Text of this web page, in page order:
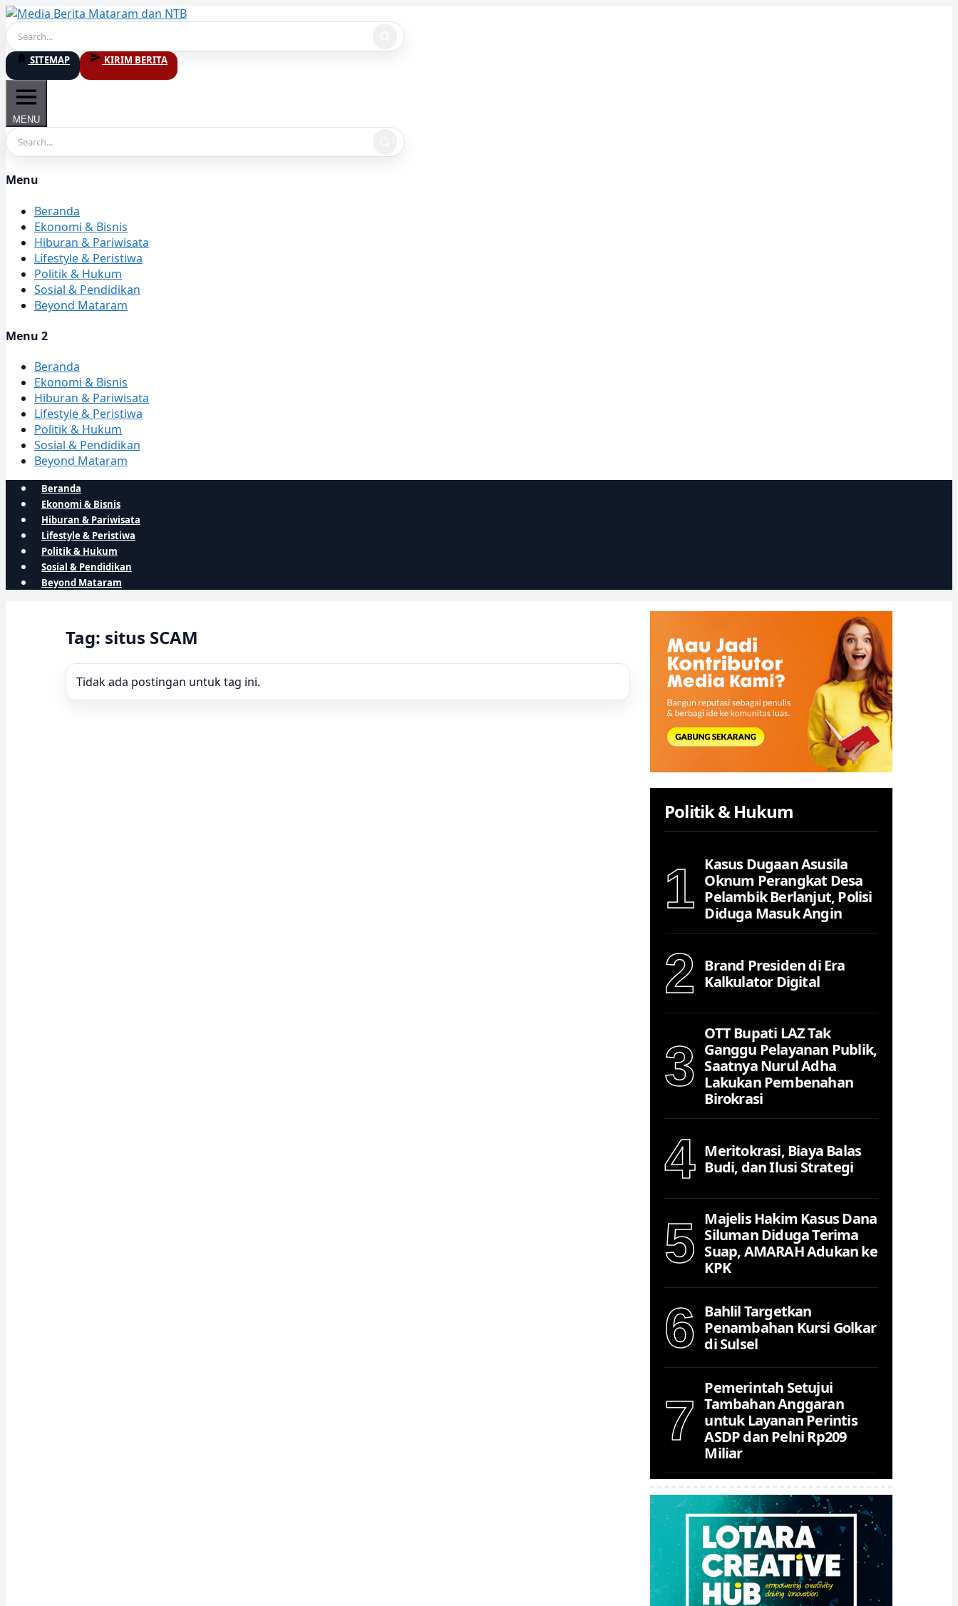
Skip
to
content
SITEMAP KIRIM BERITA
MENU
Menu
Beranda
Ekonomi & Bisnis
Hiburan & Pariwisata
Lifestyle & Peristiwa
Politik & Hukum
Sosial & Pendidikan
Beyond Mataram
Menu 2
Beranda
Ekonomi & Bisnis
Hiburan & Pariwisata
Lifestyle & Peristiwa
Politik & Hukum
Sosial & Pendidikan
Beyond Mataram
Beranda
Ekonomi & Bisnis
Hiburan & Pariwisata
Lifestyle & Peristiwa
Politik & Hukum
Sosial & Pendidikan
Beyond Mataram
Tag: situs SCAM
Tidak ada postingan untuk tag ini.
Politik & Hukum
1
Kasus Dugaan Asusila
Oknum Perangkat Desa
Pelambik Berlanjut, Polisi
Diduga Masuk Angin
2
Brand Presiden di Era
Kalkulator Digital
3
OTT Bupati LAZ Tak
Ganggu Pelayanan Publik,
Saatnya Nurul Adha
Lakukan Pembenahan
Birokrasi
4
Meritokrasi, Biaya Balas
Budi, dan Ilusi Strategi
5
Majelis Hakim Kasus Dana
Siluman Diduga Terima
Suap, AMARAH Adukan ke
KPK
6
Bahlil Targetkan
Penambahan Kursi Golkar
di Sulsel
7
Pemerintah Setujui
Tambahan Anggaran
untuk Layanan Perintis
ASDP dan Pelni Rp209
Miliar